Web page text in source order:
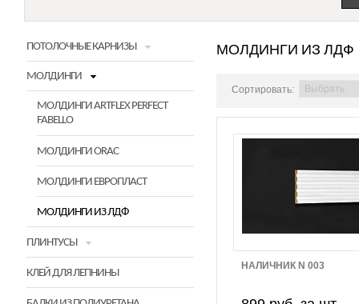
ПОТОЛОЧНЫЕ КАРНИЗЫ
МОЛДИНГИ
МОЛДИНГИ ARTFLEX PERFECT
FABELLO
МОЛДИНГИ ORAC
МОЛДИНГИ ЕВРОПЛАСТ
МОЛДИНГИ ИЗ ЛДФ
ПЛИНТУСЫ
КЛЕЙ ДЛЯ ЛЕПНИНЫ
МОЛДИНГИ ИЗ ЛДФ
Сортировать:
НАЛИЧНИК N 003